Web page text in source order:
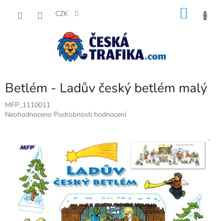
CZK
Betlém - Ladův český betlém malý
MFP_1110011
Průměrné
hvězdiček.
Neohodnoceno Podrobnosti hodnocení